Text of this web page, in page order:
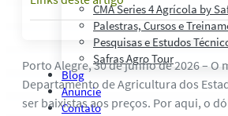
CMA Series 4 Agrícola by
Palestras, Cursos e
Pesquisas e Estudos
Safras Agro Tour
Blog
Anuncie
Contato
Porto Alegre, 30 de junho de 2026 –
Departamento de Agricultura dos
ser baixistas aos preços. Por aqui, o